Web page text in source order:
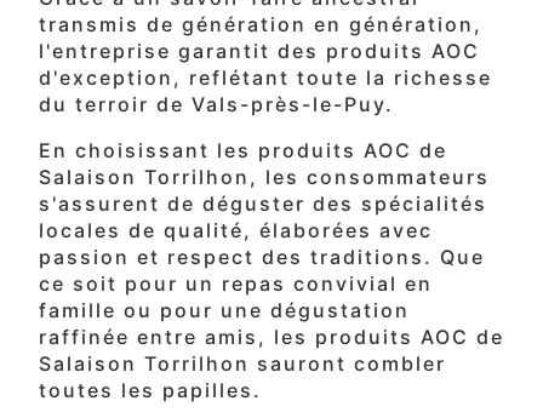
transmis de génération en génération,
l'entreprise garantit des produits AOC
d'exception, reflétant toute la richesse
du terroir de Vals-près-le-Puy.
En choisissant les produits AOC de
Salaison Torrilhon, les consommateurs
s'assurent de déguster des spécialités
locales de qualité, élaborées avec
passion et respect des traditions. Que
ce soit pour un repas convivial en
famille ou pour une dégustation
raffinée entre amis, les produits AOC de
Salaison Torrilhon sauront combler
toutes les papilles.